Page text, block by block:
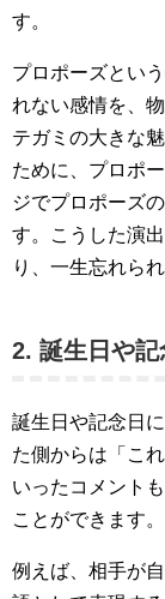
す。
プロポーズとい
れない感情を、
テガミの大きな
ために、プロポ
ジでプロポーズ
す。こうした演
り、一生忘れら
2. 誕生日や
誕生日や記念日
た側からは「こ
いったコメント
ことができます。
例えば、相手が